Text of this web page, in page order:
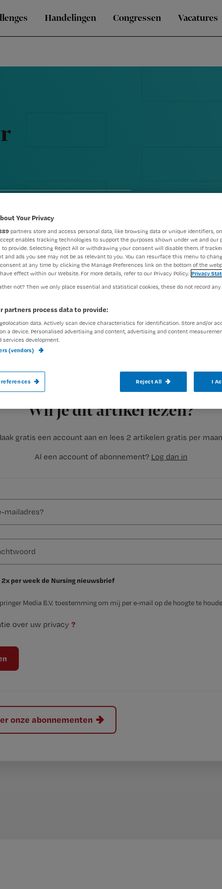
Handelingen Congressen Vacatures
Wil je dit artikel lezen?
gratis een account aan en lees 2 artikelen gratis per
Al een account of abonnement? Log dan in
2x per week de Nursing nieuwsbrief
Media B.V. toestemming om mij per e-mail op de hoogte te
over uw privacy ?
onze abonnementen
Voor verzorgenden en
extra geld beschikbaar voor scholing.
Veldhuijzen van Zanten-Hyllner een
organisaties.
Your Privacy
partners store and access personal data, like browsing data or unique identifiers,
enables tracking technologies to support the purposes shown under we and our
to provide. Selecting Reject All or withdrawing your consent will disable them. If
and ads you see may not be as relevant to you. You can resurface this menu to
at any time by clicking the Manage Preferences link on the bottom of the
effect within our Website. For more details, refer to our Privacy Policy. Privacy
not? Then we only place essential and statistical cookies, these do not record
partners process data to provide:
data. Actively scan device characteristics for identification. Store and/or
a device. Personalised advertising and content, advertising and content
services development.
(vendors)
Reject All I